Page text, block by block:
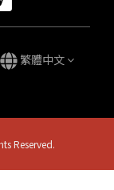
繁體中文
Reserved.